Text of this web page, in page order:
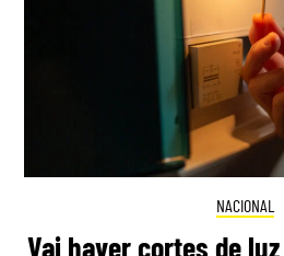
NACIONAL
Vai haver cortes de